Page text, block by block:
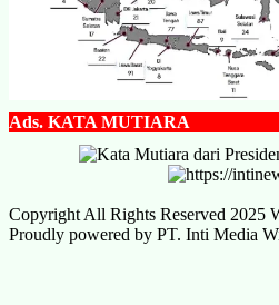
Ads. KATA MUTIARA
Copyright All Rights Reserved
Proudly powered by PT. Inti Media